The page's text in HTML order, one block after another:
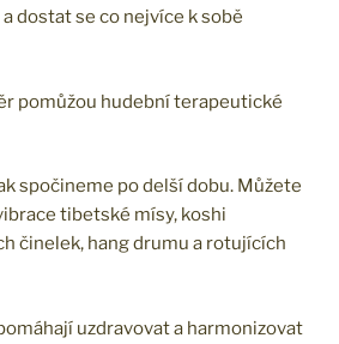
dostat se co nejvíce k sobě
pomůžou hudební terapeutické
spočineme po delší dobu. Můžete
tibetské mísy, koshi
činelek, hang drumu a rotujících
uzdravovat a harmonizovat